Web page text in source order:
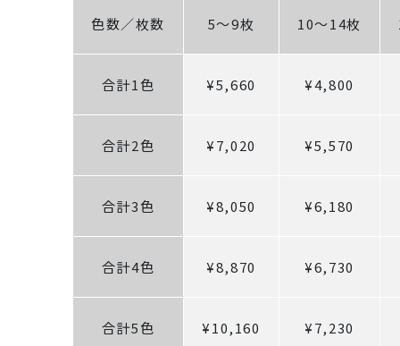
色数／枚数 5～9枚 10～14枚
合計1色 ¥5,660 ¥4,800
合計2色 ¥7,020 ¥5,570
合計3色 ¥8,050 ¥6,180
合計4色 ¥8,870 ¥6,730
合計5色 ¥10,160 ¥7,230